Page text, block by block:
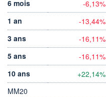
6 mois
-6,13%
1 an
-13,44%
3 ans
-16,11%
5 ans
-16,11%
10 ans
+22,14%
MM20